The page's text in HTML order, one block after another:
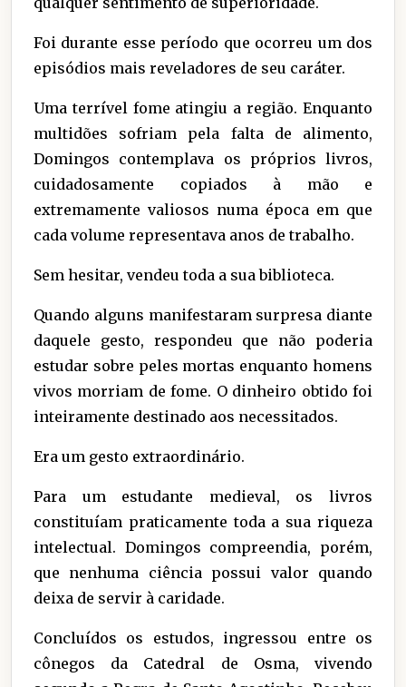
Foi durante esse período que ocorreu um dos
episódios mais reveladores de seu caráter.
Uma terrível fome atingiu a região. Enquanto
multidões sofriam pela falta de alimento,
Domingos contemplava os próprios livros,
cuidadosamente copiados à mão e
extremamente valiosos numa época em que
cada volume representava anos de trabalho.
Sem hesitar, vendeu toda a sua biblioteca.
Quando alguns manifestaram surpresa diante
daquele gesto, respondeu que não poderia
estudar sobre peles mortas enquanto homens
vivos morriam de fome. O dinheiro obtido foi
inteiramente destinado aos necessitados.
Era um gesto extraordinário.
Para um estudante medieval, os livros
constituíam praticamente toda a sua riqueza
intelectual. Domingos compreendia, porém,
que nenhuma ciência possui valor quando
deixa de servir à caridade.
Concluídos os estudos, ingressou entre os
cônegos da Catedral de Osma, vivendo